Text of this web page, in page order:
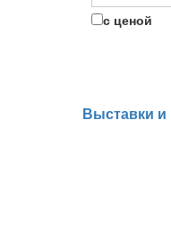
с ценой
Выставки